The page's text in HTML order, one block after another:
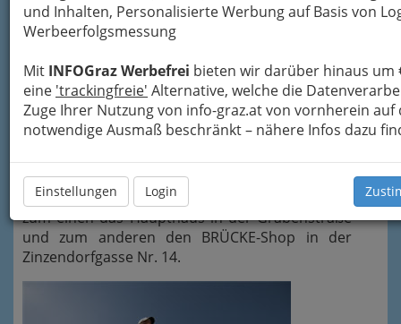
und Inhalten, Personalisierte Werbung auf Basis von
Werbeerfolgsmessung
Mit INFOGraz Werbefrei bieten wir darüber hinaus um
eine 'trackingfreie' Alternative, welche die
Zuge Ihrer Nutzung von info-graz.at von vornherein
notwendige Ausmaß beschränkt – nähere Infos dazu
Einstellungen Login
gesellschaftliche und bauliche
Barrieren abzubauen und die
Kommunikation zwischen Menschen
mit und ohne Behinderung zu fördern.
Im Mittelpunkt unserer Tätigkeiten steht der
Mensch mit seinen individuellen Bedürfnissen.
bedürfnisorientiert.
Der Verein hat gegenwärtig zwei Standorte –
zum einen das Haupthaus in der Grabenstraße
und zum anderen den BRÜCKE-Shop in der
Zinzendorfgasse Nr. 14.